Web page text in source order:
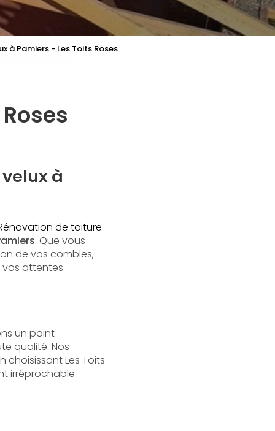
à Pamiers - Les Toits Roses
à
de toiture
. Que vous
de vos combles,
attentes.
un point
qualité. Nos
choisissant Les Toits
irréprochable.